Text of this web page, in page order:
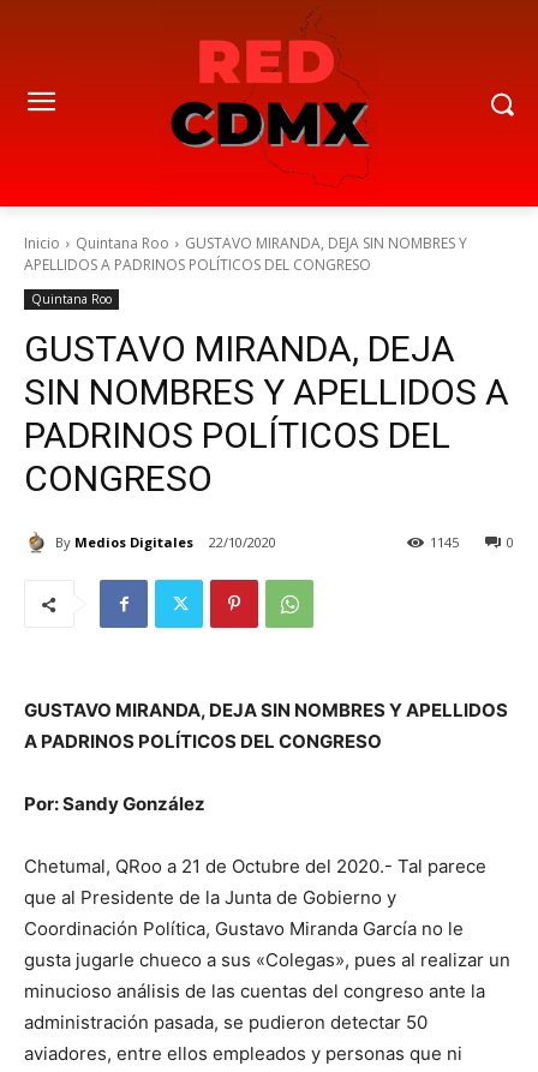
Inicio Quintana Roo
GUSTAVO MIRANDA, DEJA SIN NOMBRES Y
APELLIDOS A PADRINOS POLÍTICOS DEL CONGRESO
Quintana Roo
GUSTAVO MIRANDA, DEJA
SIN NOMBRES Y APELLIDOS A
PADRINOS POLÍTICOS DEL
CONGRESO
By Medios Digitales 22/10/2020 0
1145
GUSTAVO MIRANDA, DEJA SIN NOMBRES Y APELLIDOS
A PADRINOS POLÍTICOS DEL CONGRESO
Por: Sandy González
Chetumal, QRoo a 21 de Octubre del 2020.- Tal parece
que al Presidente de la Junta de Gobierno y
Coordinación Política, Gustavo Miranda García no le
gusta jugarle chueco a sus «Colegas», pues al realizar un
minucioso análisis de las cuentas del congreso ante la
administración pasada, se pudieron detectar 50
aviadores, entre ellos empleados y personas que ni